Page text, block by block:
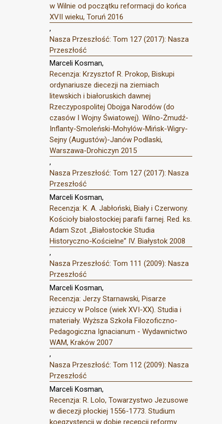
w Wilnie od początku reformacji do końca
XVII wieku, Toruń 2016
,
Nasza Przeszłość: Tom 127 (2017): Nasza
Przeszłość
Marceli Kosman,
Recenzja: Krzysztof R. Prokop, Biskupi
ordynariusze diecezji na ziemiach
litewskich i białoruskich dawnej
Rzeczypospolitej Obojga Narodów (do
czasów I Wojny Światowej). Wilno-Żmudź-
Inflanty-Smoleński-Mohylów-Mińsk-Wigry-
Sejny (Augustów)-Janów Podlaski,
Warszawa-Drohiczyn 2015
,
Nasza Przeszłość: Tom 127 (2017): Nasza
Przeszłość
Marceli Kosman,
Recenzja: K. A. Jabłoński, Biały i Czerwony.
Kościoły białostockiej parafii farnej. Red. ks.
Adam Szot. „Białostockie Studia
Historyczno-Kościelne” IV. Białystok 2008
,
Nasza Przeszłość: Tom 111 (2009): Nasza
Przeszłość
Marceli Kosman,
Recenzja: Jerzy Starnawski, Pisarze
jezuiccy w Polsce (wiek XVI-XX). Studia i
materiały. Wyższa Szkoła Filozoficzno-
Pedagogiczna Ignacianum - Wydawnictwo
WAM, Kraków 2007
,
Nasza Przeszłość: Tom 112 (2009): Nasza
Przeszłość
Marceli Kosman,
Recenzja: R. Lolo, Towarzystwo Jezusowe
w diecezji płockiej 1556-1773. Studium
koegzystencji w dobie recepcji reformy